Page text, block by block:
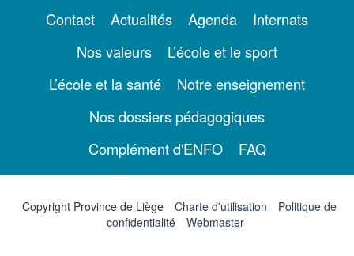
Contact Actualités Agenda
Internats
Nos valeurs
L’école et le sport
L’école et la santé
Notre enseignement
Nos dossiers pédagogiques
Complément d'ENFO
FAQ
Copyright Province de Liège Charte d'utilisation
Politique de
confidentialité
Webmaster